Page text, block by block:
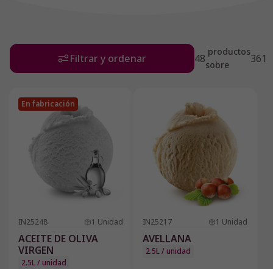
Filtrar y ordenar 48 productos
sobre
361
En fabricación
IN25248 1 Unidad
ACEITE DE OLIVA
VIRGEN
2.5L / unidad
IN25217 1 Unidad
AVELLANA
2.5L / unidad